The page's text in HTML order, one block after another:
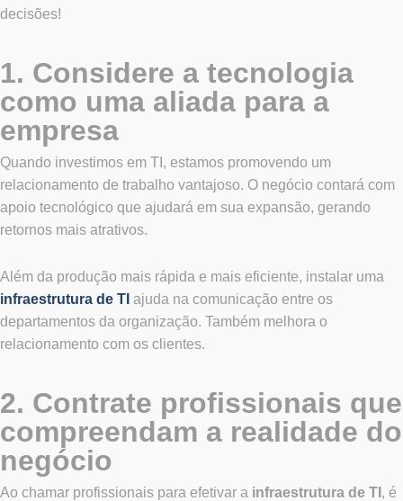
decisões!
1. Considere a tecnologia
como uma aliada para a
empresa
Quando investimos em TI, estamos promovendo um
relacionamento de trabalho vantajoso. O negócio contará com
apoio tecnológico que ajudará em sua expansão, gerando
retornos mais atrativos.
Além da produção mais rápida e mais eficiente, instalar uma
infraestrutura de TI ajuda na comunicação entre os
departamentos da organização. Também melhora o
relacionamento com os clientes.
2. Contrate profissionais que
compreendam a realidade do
negócio
Ao chamar profissionais para efetivar a infraestrutura de TI , é